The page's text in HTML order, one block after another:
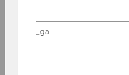
NPO-Forum 2025
_ga